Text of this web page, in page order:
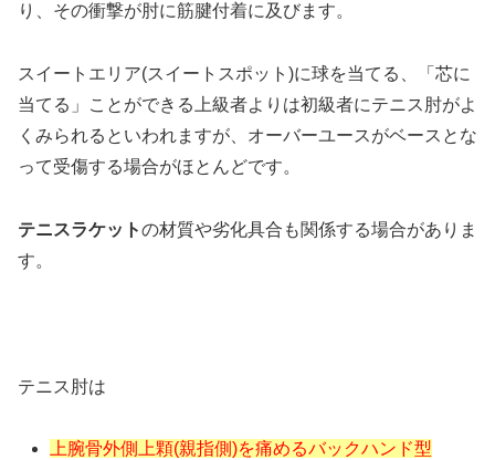
り、その衝撃が肘に筋腱付着に及びます。
スイートエリア(スイートスポット)に球を当てる、「芯に
当てる」ことができる上級者よりは初級者にテニス肘がよ
くみられるといわれますが、オーバーユースがベースとな
って受傷する場合がほとんどです。
テニスラケットの材質や劣化具合も関係する場合がありま
す。
テニス肘は
上腕骨外側上顆(親指側)を痛めるバックハンド型